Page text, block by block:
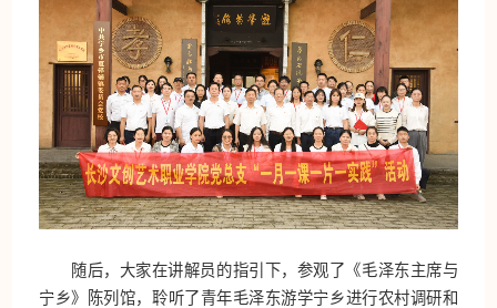
随后，大家在讲解员的指引下，参观了《毛泽东主席与
宁乡》陈列馆，聆听了青年毛泽东游学宁乡进行农村调研和